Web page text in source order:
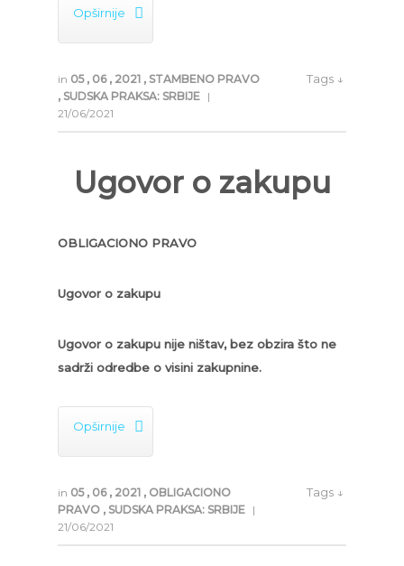
Opširnije 
in 05 , 06 , 2021 , STAMBENO PRAVO
, SUDSKA PRAKSA: SRBIJE |
21/06/2021
Tags ↓
Ugovor o zakupu
OBLIGACIONO PRAVO
Ugovor o zakupu
Ugovor o zakupu nije ništav, bez obzira što ne
sadrži odredbe o visini zakupnine.
Opširnije 
in 05 , 06 , 2021 , OBLIGACIONO
PRAVO , SUDSKA PRAKSA: SRBIJE |
21/06/2021
Tags ↓